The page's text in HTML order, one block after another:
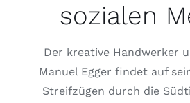
sozialen
Der kreative Handwerker
Manuel Egger findet auf
Streifzügen durch die